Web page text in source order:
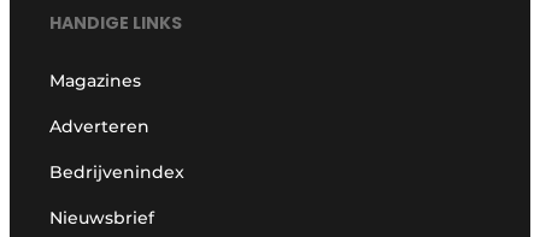
HANDIGE LINKS
Magazines
Adverteren
Bedrijvenindex
Nieuwsbrief